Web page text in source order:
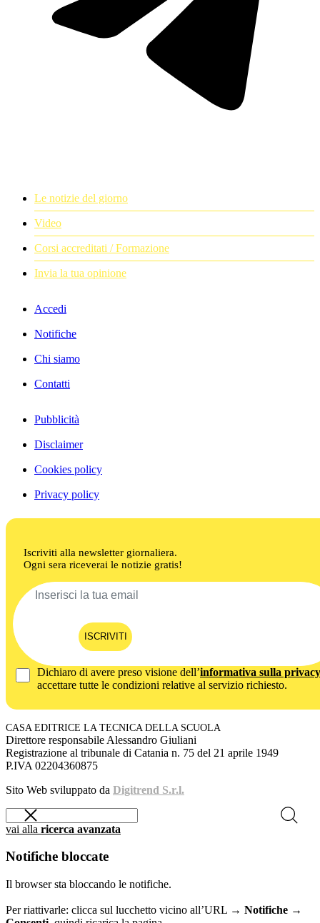
Le notizie del giorno
Video
Corsi accreditati / Formazione
Invia la tua opinione
Accedi
Notifiche
Chi siamo
Contatti
Pubblicità
Disclaimer
Cookies policy
Privacy policy
Iscriviti alla newsletter giornaliera.
Ogni sera riceverai le notizie gratis!
ISCRIVITI
Dichiaro di avere preso visione dell’informativa sulla privacy
accettare tutte le condizioni relative al servizio richiesto.
CASA EDITRICE LA TECNICA DELLA SCUOLA
Direttore responsabile Alessandro Giuliani
Registrazione al tribunale di Catania n. 75 del 21 aprile 1949
P.IVA 02204360875
Sito Web sviluppato da Digitrend S.r.l.
vai alla ricerca avanzata
Notifiche bloccate
Il browser sta bloccando le notifiche.
Per riattivarle: clicca sul lucchetto vicino all’URL → Notifiche →